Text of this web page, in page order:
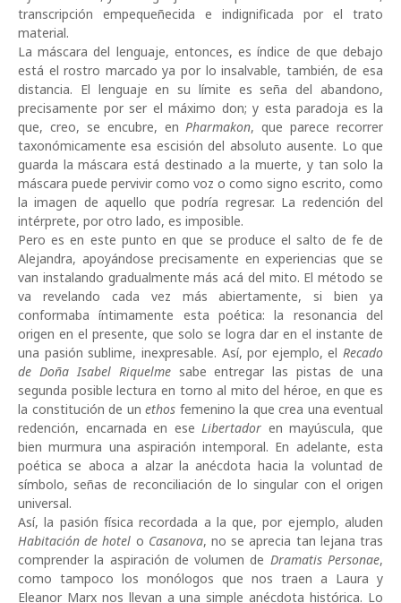
transcripción empequeñecida e indignificada por el trato
material.
La máscara del lenguaje, entonces, es índice de que debajo
está el rostro marcado ya por lo insalvable, también, de esa
distancia. El lenguaje en su límite es seña del abandono,
precisamente por ser el máximo don; y esta paradoja es la
que, creo, se encubre, enPharmakon, que parece recorrer
taxonómicamente esa escisión del absoluto ausente. Lo que
guarda la máscara está destinado a la muerte, y tan solo la
máscara puede pervivir como voz o como signo escrito, como
la imagen de aquello que podría regresar. La redención del
intérprete, por otro lado, es imposible.
Pero es en este punto en que se produce el salto de fe de
Alejandra, apoyándose precisamente en experiencias que se
van instalando gradualmente más acá del mito. El método se
va revelando cada vez más abiertamente, si bien ya
conformaba íntimamente esta poética: la resonancia del
origen en el presente, que solo se logra dar en el instante de
una pasión sublime, inexpresable. Así, por ejemplo, el Recado
de Doña Isabel Riquelmesabe entregar las pistas de una
segunda posible lectura en torno al mito del héroe, en que es
la constitución de un ethos femenino la que crea una eventual
redención, encarnada en eseLibertador en mayúscula, que
bien murmura una aspiración intemporal. En adelante, esta
poética se aboca a alzar la anécdota hacia la voluntad de
símbolo, señas de reconciliación de lo singular con el origen
universal.
Así, la pasión física recordada a la que, por ejemplo, aluden
Habitación de hotel o Casanova, no se aprecia tan lejana tras
comprender la aspiración de volumen de Dramatis Personae,
como tampoco los monólogos que nos traen a Laura y
Eleanor Marx nos llevan a una simple anécdota histórica. Lo